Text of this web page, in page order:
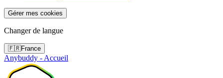
Gérer mes cookies
Changer de langue
🇫🇷France
Anybuddy - Accueil